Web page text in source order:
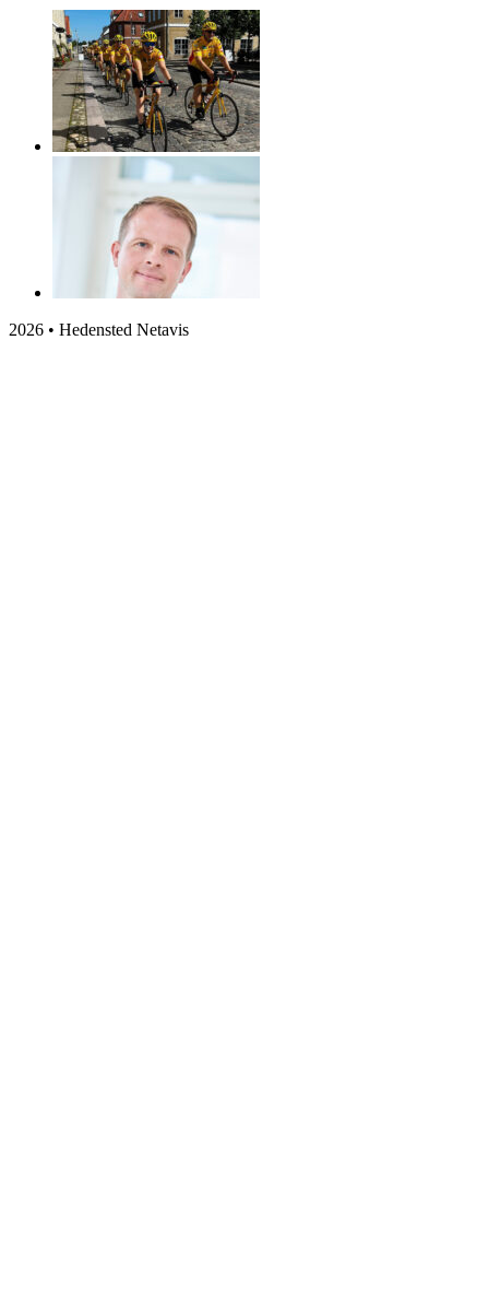
2026 • Hedensted Netavis